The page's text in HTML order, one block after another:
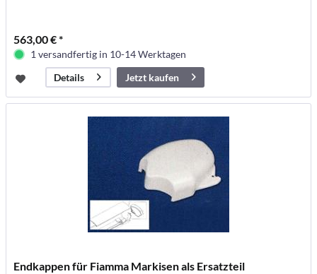
563,00 € *
1 versandfertig in 10-14 Werktagen
Details
Jetzt kaufen
Endkappen für Fiamma Markisen als Ersatzteil